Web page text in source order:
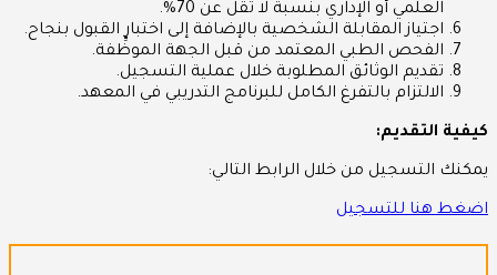
العلمي أو الإداري بنسبة لا تقل عن 70%.
اجتياز المقابلة الشخصية بالإضافة إلى اختبار القبول بنجاح.
الفحص الطبي المعتمد من قبل الجهة الموظِّفة.
تقديم الوثائق المطلوبة خلال عملية التسجيل.
الالتزام بالتفرغ الكامل للبرنامج التدريبي في المعهد.
كيفية التقديم:
يمكنك التسجيل من خلال الرابط التالي:
اضغط هنا للتسجيل